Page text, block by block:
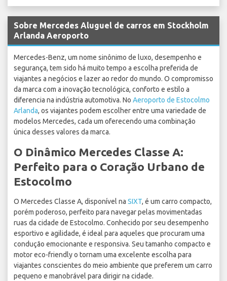
Sobre Mercedes Aluguel de carros em Stockholm
Arlanda Aeroporto
Mercedes-Benz, um nome sinônimo de luxo, desempenho e
segurança, tem sido há muito tempo a escolha preferida de
viajantes a negócios e lazer ao redor do mundo. O compromisso
da marca com a inovação tecnológica, conforto e estilo a
diferencia na indústria automotiva. No Aeroporto de Estocolmo
Arlanda, os viajantes podem escolher entre uma variedade de
modelos Mercedes, cada um oferecendo uma combinação
única desses valores da marca.
O Dinâmico Mercedes Classe A:
Perfeito para o Coração Urbano de
Estocolmo
O Mercedes Classe A, disponível na SIXT, é um carro compacto,
porém poderoso, perfeito para navegar pelas movimentadas
ruas da cidade de Estocolmo. Conhecido por seu desempenho
esportivo e agilidade, é ideal para aqueles que procuram uma
condução emocionante e responsiva. Seu tamanho compacto e
motor eco-friendly o tornam uma excelente escolha para
viajantes conscientes do meio ambiente que preferem um carro
pequeno e manobrável para dirigir na cidade.